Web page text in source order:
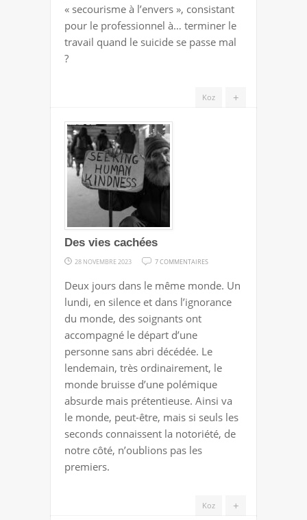
« SECOURISME
À
L’ENVERS »…
« secourisme à l’envers », consistant
pour le professionnel à… terminer le
travail quand le suicide se passe mal
?
+
Koz
Des vies cachées
28 NOVEMBRE 2023 7 COMMENTAIRES
VIES
CACHÉES
Deux jours dans le même monde. Un
lundi, en silence et dans l’ignorance
du monde, des soignants ont
accompagné le départ d’une
personne sans abri décédée. Le
lendemain, très ordinairement, le
monde bruisse d’une polémique
absurde mais prétentieuse. Ainsi va
le monde, peut-être, mais si seuls les
seconds connaissent la notoriété, de
notre côté, n’oublions pas les
premiers.
+
Koz